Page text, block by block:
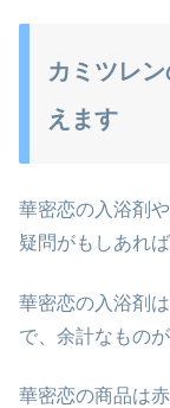
カミツレ
えます
華密恋の入浴剤
疑問がもしあれ
華密恋の入浴剤
で、余計なもの
華密恋の商品は